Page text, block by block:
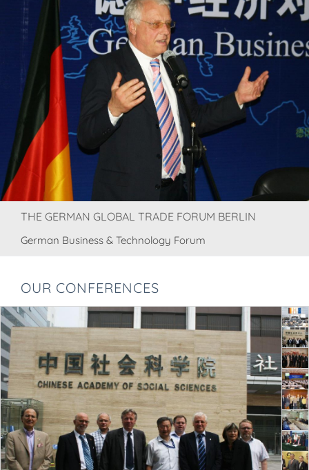
THE GERMAN GLOBAL TRADE FORUM BERLIN
German Business & Technology Forum
OUR CONFERENCES